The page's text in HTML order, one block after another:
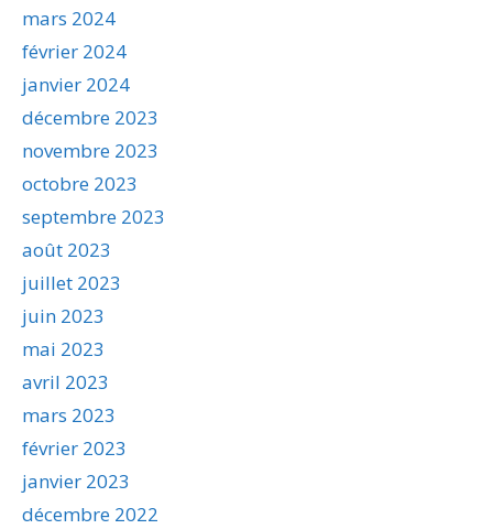
mars 2024
février 2024
janvier 2024
décembre 2023
novembre 2023
octobre 2023
septembre 2023
août 2023
juillet 2023
juin 2023
mai 2023
avril 2023
mars 2023
février 2023
janvier 2023
décembre 2022